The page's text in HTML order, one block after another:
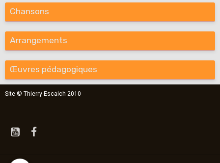
Chansons
Arrangements
Œuvres pédagogiques
Site © Thierry Escaich 2010